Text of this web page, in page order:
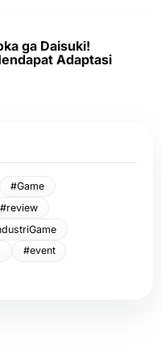
ga Daisuki!
Adaptasi
#Game
#review
#event